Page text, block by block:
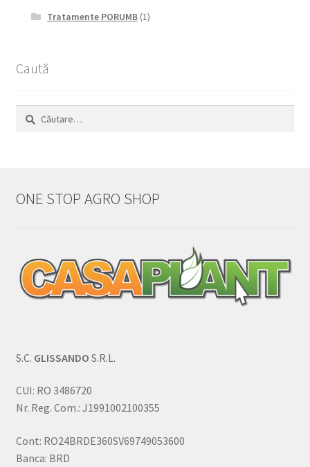
Tratamente PORUMB(1)
Caută
Caută
ONE STOP AGRO SHOP
S.C. GLISSANDO S.R.L.
CUI: RO 3486720
Nr. Reg. Com.: J1991002100355
Cont: RO24BRDE360SV69749053600
Banca: BRD